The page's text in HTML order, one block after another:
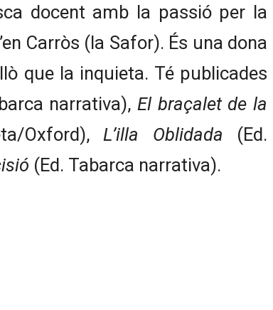
docent amb la passió per la
Carròs (la Safor). És una dona
que la inquieta. Té publicades
narrativa), El braçalet de la
Oxford), L’illa Oblidada (Ed.
(Ed. Tabarca narrativa).